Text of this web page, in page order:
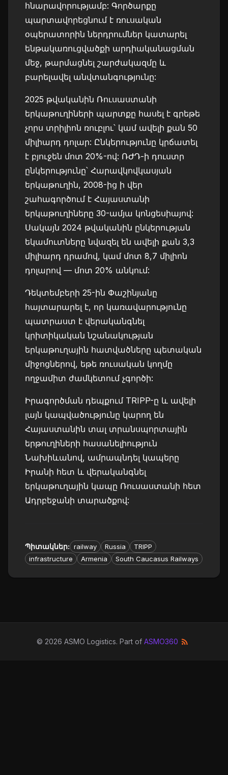
հնարավորությամբ: Գործարքը
պարտավորեցնում է ռուսական
օպերատորին ներդրումներ կատարել
ենթակառուցվածքի արդիականացման
մեջ, թարմացնել շարժակազմը և
բարելավել անվտանգությունը:
2025 թվականին Ռուսաստանի
երկաթուղիների պարտքը հասել է գրեթե
չորս տրիլիոն ռուբլու՝ կամ ավելի քան 50
միլիարդ դոլար: Ընկերությունը կրճատել
է բյուջեն մոտ 20%-ով: ՌԺԴ-ի դուստր
ընկերությունը՝ Հարավկովկասյան
երկաթուղին, 2008-ից ի վեր
շահագործում է Հայաստանի
երկաթուղիները 30-ամյա կոնցեսիայով:
Սակայն 2024 թվականին ընկերության
եկամուտները նվազել են ավելի քան 3,3
միլիարդ դրամով, կամ մոտ 8,7 միլիոն
դոլարով — մոտ 20% անկում:
Դեկտեմբերի 25-ին Փաշինյանը
հայտարարել է, որ կառավարությունը
պատրաստ է վերականգնել
կրիտիկական նշանակության
երկաթուղային հատվածները պետական
միջոցներով, եթե ռուսական կողմը
ողջամիտ ժամկետում չգործի:
Իրագործման դեպքում TRIPP-ը և ավելի
լայն կապվածությունը կարող են
Հայաստանին տալ տրանսպորտային
երթուղիների հասանելիություն
Նախիևանով, ամրապնդել կապերը
Իրանի հետ և վերականգնել
երկաթուղային կապը Ռուսաստանի հետ
Ադրբեջանի տարածքով:
Պիտակներ: railway Russia
TRIPP
infrastructure
Armenia South Caucasus Railways
© 2026 ASMO Logistics. Part of ASMO360